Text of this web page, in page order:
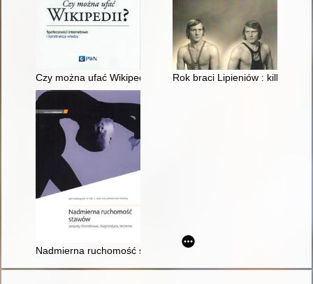
Czy można ufać Wikipedii? : społeczności internetowe i
Rok braci Lipieniów : kilka
Nadmierna ruchomość stawów : zespoły chorobowe,